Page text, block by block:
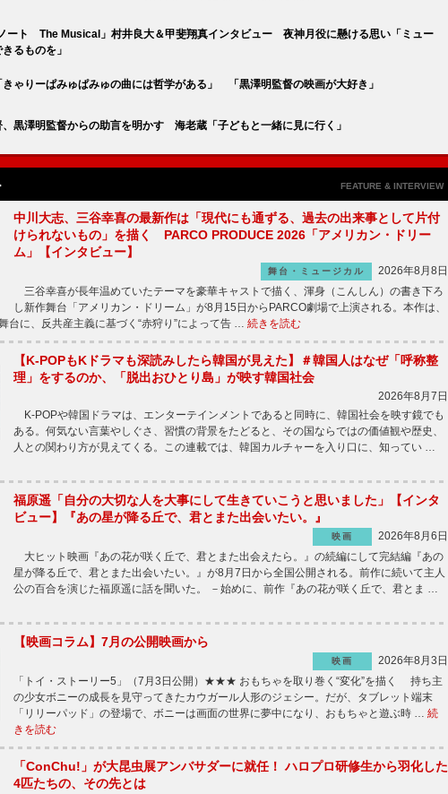
ノート The Musical」村井良大＆甲斐翔真インタビュー 夜神月役に懸ける思い「ミュー
るものを」
ゃりーぱみゅぱみゅの曲には哲学がある」 「黒澤明監督の映画が大好き」
、黒澤明監督からの助言を明かす 海老蔵「子どもと一緒に見に行く」
FEATURE & INTERVIEW
中川大志、三谷幸喜の最新作は「現代にも通ずる、過去の出来事として片付
けられないもの」を描く PARCO PRODUCE 2026「アメリカン・ドリー
ム」【インタビュー】
舞台・ミュージカル
2026年8月8日
三谷幸喜が長年温めていたテーマを豪華キャストで描く、渾身（こんしん）の書き下ろ
し新作舞台「アメリカン・ドリーム」が8月15日からPARCO劇場で上演される。本作は、
台に、反共産主義に基づく“赤狩り”によって告 … 続きを読む
【K-POPもKドラマも深読みしたら韓国が見えた】＃韓国人はなぜ「呼称整
理」をするのか、「脱出おひとり島」が映す韓国社会
2026年8月7日
K-POPや韓国ドラマは、エンターテインメントであると同時に、韓国社会を映す鏡でも
ある。何気ない言葉やしぐさ、習慣の背景をたどると、その国ならではの価値観や歴史、
人との関わり方が見えてくる。この連載では、韓国カルチャーを入り口に、知ってい …
福原遥「自分の大切な人を大事にして生きていこうと思いました」【インタ
ビュー】『あの星が降る丘で、君とまた出会いたい。』
映画
2026年8月6日
大ヒット映画『あの花が咲く丘で、君とまた出会えたら。』の続編にして完結編『あの
星が降る丘で、君とまた出会いたい。』が8月7日から全国公開される。前作に続いて主人
公の百合を演じた福原遥に話を聞いた。 －始めに、前作『あの花が咲く丘で、君とま …
【映画コラム】7月の公開映画から
映画
2026年8月3日
「トイ・ストーリー5」（7月3日公開）★★★ おもちゃを取り巻く“変化”を描く 持ち主
の少女ボニーの成長を見守ってきたカウガール人形のジェシー。だが、タブレット端末
「リリーパッド」の登場で、ボニーは画面の世界に夢中になり、おもちゃと遊ぶ時 … 続
きを読む
「ConChu!」が大昆虫展アンバサダーに就任！ ハロプロ研修生から羽化した
4匹たちの、その先とは